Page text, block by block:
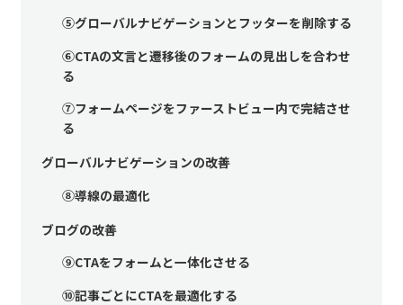
⑤グローバルナビゲーションとフッターを削除する
⑥CTAの文言と遷移後のフォームの見出しを合わせ
る
⑦フォームページをファーストビュー内で完結させ
る
グローバルナビゲーションの改善
⑧導線の最適化
ブログの改善
⑨CTAをフォームと一体化させる
⑩記事ごとにCTAを最適化する